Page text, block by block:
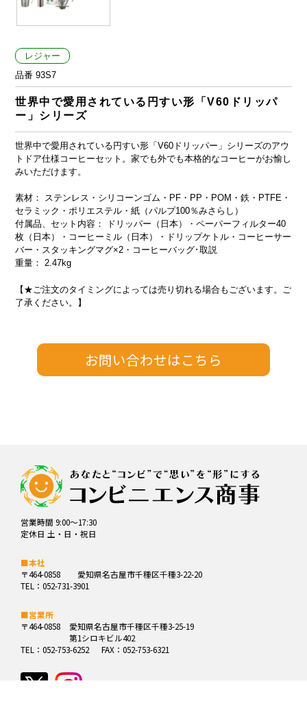
レジャー
品番 93S7
世界中で愛用されている円すい形「V60ドリッパ
ー」シリーズ
世界中で愛用されている円すい形「V60ドリッパー」シリーズのアウ
トドア仕様コーヒーセット。家でも外でも本格的なコーヒーがお愉し
みいただけます。
素材： ステンレス・シリコーンゴム・PF・PP・POM・鉄・PTFE・
セラミック・ポリエステル・紙（パルプ100％みさらし）
付属品、セット内容： ドリッパー（日本）・ペーパーフィルター40
枚（日本）・コーヒーミル（日本）・ドリップケトル・コーヒーサー
バー・スタッキングマグ×2・コーヒーバッグ･取説
重量： 2.47kg
【★ご注文のタイミングによっては売り切れる場合もございます。ご
了承ください。】
営業時間 9:00～17:30
定休日 土・日・祝日
■本社
〒464-0858
愛知県名古屋市千種区千種3-22-20
TEL：052-731-3901
■営業所
〒464-0858
愛知県名古屋市千種区千種3-25-19
第1シロキビル402
TEL：052-753-6252
FAX：052-753-6321